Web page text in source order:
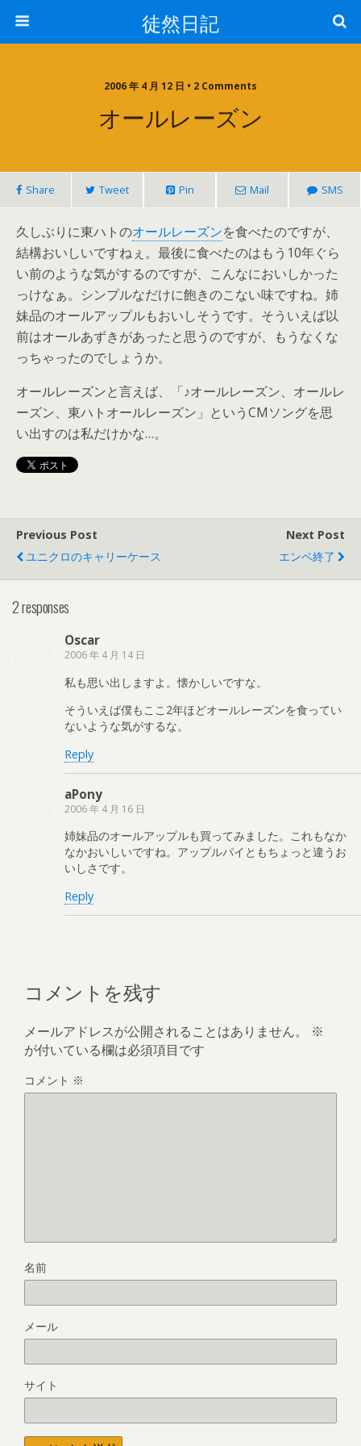
徒然日記
2006 年 4 月 12 日 • 2 Comments
オールレーズン
Share Tweet Pin Mail SMS
久しぶりに東ハトのオールレーズンを食べたのですが、
結構おいしいですねぇ。最後に食べたのはもう10年ぐら
い前のような気がするのですが、こんなにおいしかった
っけなぁ。シンプルなだけに飽きのこない味ですね。姉
妹品のオールアップルもおいしそうです。そういえば以
前はオールあずきがあったと思うのですが、もうなくな
っちゃったのでしょうか。
オールレーズンと言えば、「♪オールレーズン、オールレ
ーズン、東ハトオールレーズン」というCMソングを思
い出すのは私だけかな…。
Previous Post
ユニクロのキャリーケース
Next Post
エンベ終了
2 responses
Oscar
2006 年 4 月 14 日
私も思い出しますよ。懐かしいですな。
そういえば僕もここ2年ほどオールレーズンを食ってい
ないような気がするな。
Reply
aPony
2006 年 4 月 16 日
姉妹品のオールアップルも買ってみました。これもなか
なかおいしいですね。アップルパイともちょっと違うお
いしさです。
Reply
コメントを残す
メールアドレスが公開されることはありません。
※
が付いている欄は必須項目です
コメント ※
名前
メール
サイト